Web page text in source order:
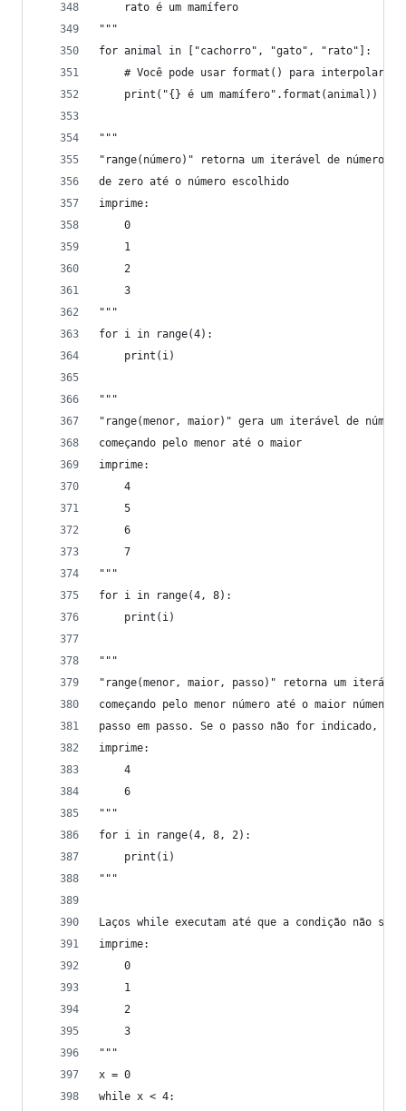
    rato é um mamífero
"""
for animal in ["cachorro", "gato", "rato"]:
# Você pode usar format() para interpolar
    print("{} é um mamífero".format(animal))
"""
"range(número)" retorna um iterável de números
de zero até o número escolhido
imprime:
    0
    1
    2
    3
"""
for i in range(4):
    print(i)
"""
"range(menor, maior)" gera um iterável de
começando pelo menor até o maior
imprime:
    4
    5
    6
    7
"""
for i in range(4, 8):
    print(i)
"""
"range(menor, maior, passo)" retorna um iterável
começando pelo menor número até o maior númeno,
passo em passo. Se o passo não for indicado, o
imprime:
    4
    6
"""
for i in range(4, 8, 2):
    print(i)
"""
Laços while executam até que a condição não
imprime:
    0
    1
    2
    3
"""
x = 0
while x < 4: